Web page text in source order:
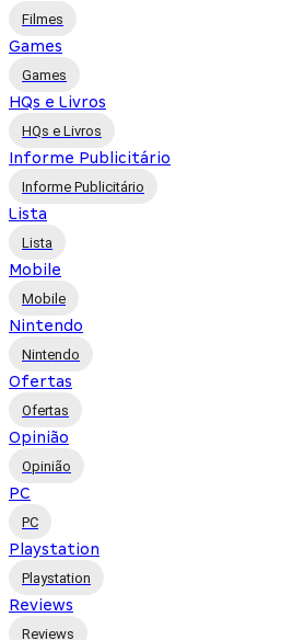
Filmes
Games
Games
HQs e Livros
HQs e Livros
Informe Publicitário
Informe Publicitário
Lista
Lista
Mobile
Mobile
Nintendo
Nintendo
Ofertas
Ofertas
Opinião
Opinião
PC
PC
Playstation
Playstation
Reviews
Reviews